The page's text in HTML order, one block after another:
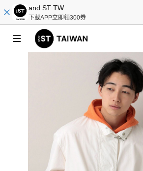
and ST TW
下載APP立即領300券